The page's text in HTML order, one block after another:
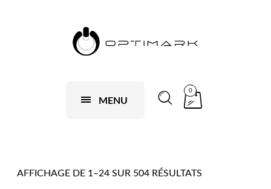
MENU
0
AFFICHAGE DE 1–24 SUR 504 RÉSULTATS